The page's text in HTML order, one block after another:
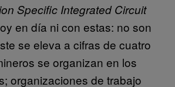
Specific Integrated Circuit
en día ni con estas: no son
se eleva a cifras de cuatro
se organizan en los
organizaciones de trabajo